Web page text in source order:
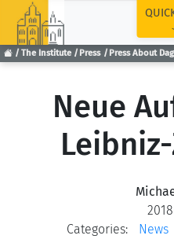
The Institute Press Press About
Neue
Categories:
News